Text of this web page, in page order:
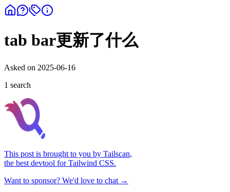
tab bar更新了什么
Asked on 2025-06-16
1 search
This post is brought to you by Tailscan,
the best devtool for Tailwind CSS.
Want to sponsor? We'd love to chat →